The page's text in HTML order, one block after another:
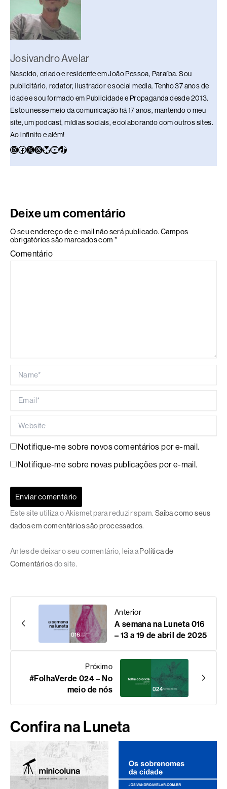
Josivandro Avelar
Nascido, criado e residente em João Pessoa, Paraíba. Sou
publicitário, redator, ilustrador e social media. Tenho 37 anos de
idade e sou formado em Publicidade e Propaganda desde 2013.
Estou nesse meio da comunicação há 17 anos, mantendo o meu
site, um podcast, mídias sociais, e colaborando com outros sites.
Ao infinito e além!
Deixe um comentário
O seu endereço de e-mail não será publicado. Campos
obrigatórios são marcados com *
Comentário
Notifique-me sobre novos comentários por e-mail.
Notifique-me sobre novas publicações por e-mail.
Este site utiliza o Akismet para reduzir spam. Saiba como seus
dados em comentários são processados.
Antes de deixar o seu comentário, leia a Política de
Comentáriosdo site.
Anterior
A semana na Luneta 016
– 13 a 19 de abril de 2025
Próximo
#FolhaVerde 024 – No
meio de nós
Confira na Luneta